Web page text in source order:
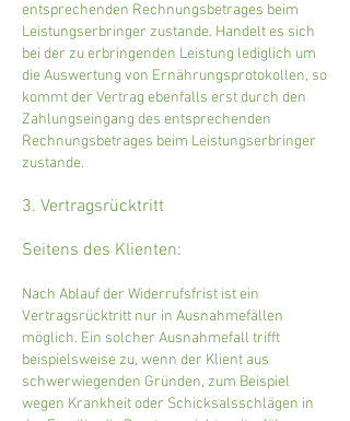
entsprechenden Rechnungsbetrages beim
Leistungserbringer zustande. Handelt es sich
bei der zu erbringenden Leistung lediglich um
die Auswertung von Ernährungsprotokollen, so
kommt der Vertrag ebenfalls erst durch den
Zahlungseingang des entsprechenden
Rechnungsbetrages beim Leistungserbringer
zustande.
3. Vertragsrücktritt
Seitens des Klienten:
Nach Ablauf der Widerrufsfrist ist ein
Vertragsrücktritt nur in Ausnahmefällen
möglich. Ein solcher Ausnahmefall trifft
beispielsweise zu, wenn der Klient aus
schwerwiegenden Gründen, zum Beispiel
wegen Krankheit oder Schicksalsschlägen in